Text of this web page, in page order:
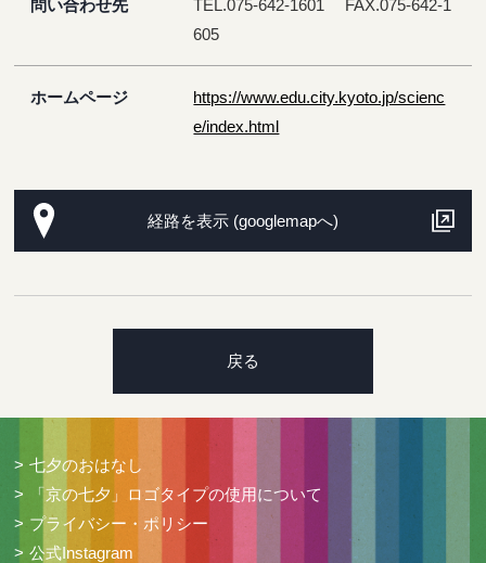
問い合わせ先
TEL.075-642-1601 FAX.075-642-1
605
ホームページ
https://www.edu.city.kyoto.jp/scienc
e/index.html
経路を表示 (googlemapへ)
戻る
七夕のおはなし
「京の七夕」ロゴタイプの使用について
プライバシー・ポリシー
公式Instagram